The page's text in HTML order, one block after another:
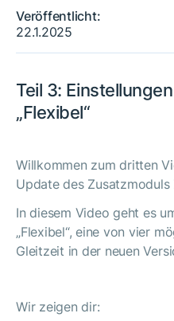
Veröffentlicht:
22.1.2025
Teil 3:
„Flexibel“
Willkommen zum dritten
Update des Zusatzmoduls
In diesem Video geht es
„Flexibel“, eine von vier
Gleitzeit in der neuen
Wir zeigen dir: